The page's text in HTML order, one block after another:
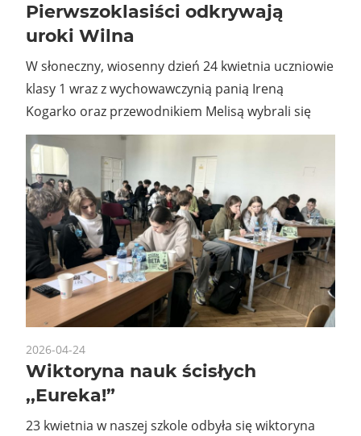
Pierwszoklasiści odkrywają
uroki Wilna
W słoneczny, wiosenny dzień 24 kwietnia uczniowie
klasy 1 wraz z wychowawczynią panią Ireną
Kogarko oraz przewodnikiem Melisą wybrali się
2026-04-24
Wiktoryna nauk ścisłych
,,Eureka!”
23 kwietnia w naszej szkole odbyła się wiktoryna